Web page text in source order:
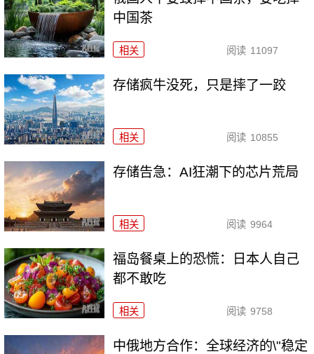
中国茶
相关 阅读 11097
存储疯牛没死，只是摔了一跤
相关 阅读 10855
存储告急：AI狂潮下的芯片荒局
相关 阅读 9964
福岛餐桌上的恐慌：日本人自己
都不敢吃
相关 阅读 9758
中俄地方合作：全球经济的\"稳定